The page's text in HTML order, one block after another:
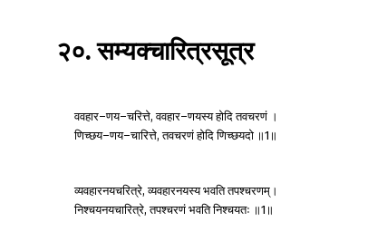
२०. सम्यक्चारित्रसूत्र
ववहार–णय–चरित्ते,ववहार–णयस्यहोदितवचरणं ।
णिच्छय–णय–चारित्ते,तवचरणंहोदिणिच्छयदो ॥1 ॥
व्यवहारनयचरित्रे,व्यवहारनयस्यभवतितपश्चरणम्।
निश्चयनयचारित्रे,तपश्चरणंभवतिनिश्चयतः ॥1 ॥